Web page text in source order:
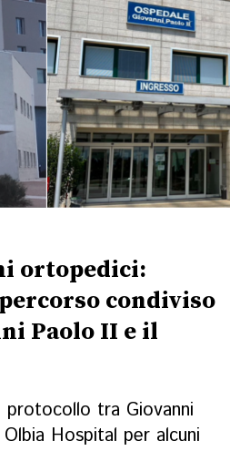
ortopedici:
condiviso
Paolo II e il
tra Giovanni
Hospital per alcuni